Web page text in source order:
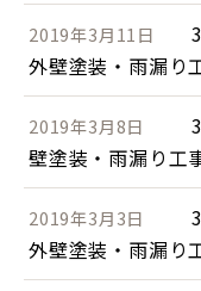
2019年3月11日
外壁塗装・雨漏り
2019年3月8日
壁塗装・雨漏り工
2019年3月3日
外壁塗装・雨漏り